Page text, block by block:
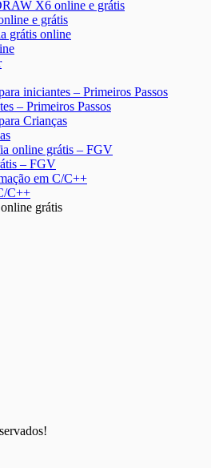
e grátis
– Primeiros Passos
– FGV
C++